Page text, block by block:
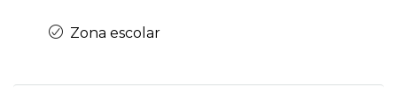
Zona escolar